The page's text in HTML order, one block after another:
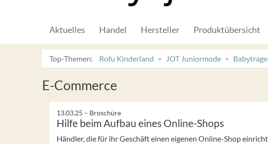
Aktuelles Handel Hersteller Produktübersicht
Top-Themen: Rofu Kinderland JOT Juniormode
E-Commerce
13.03.25 – Broschüre
Hilfe beim Aufbau eines Online-Shops
Händler, die für ihr Geschäft einen eigenen Online-Shop